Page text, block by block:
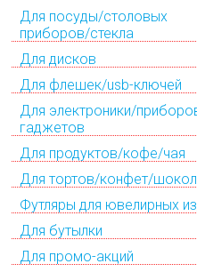
Для посуды/столовых
приборов/стекла
Для дисков
Для флешек/usb-ключей
Для электроники/
гаджетов
Для продуктов/кофе/чая
Для тортов/конфет/
Футляры для ювелирных
Для бутылки
Для промо-акций